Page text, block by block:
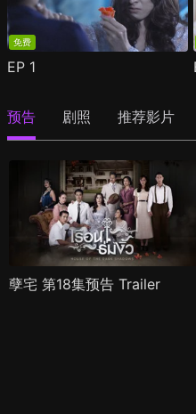
免费
EP 1
预告 剧照 推荐影片
孽宅 第18集预告 Trailer